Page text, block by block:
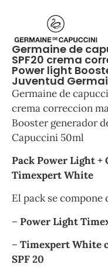
Germaine de
SPF20 crema
Power light
Juventud
Germaine de
crema correccion
Booster generador
Capuccini 50ml
Pack Power Light +
Timexpert White
El pack se compone
– Power Light
– Timexpert White
SPF 20